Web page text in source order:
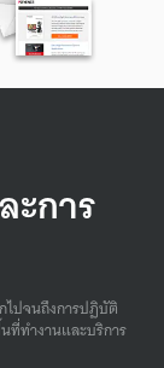
ะการ
ไปจนถึงการปฏิบัติ
ที่ทํางานและบริการ